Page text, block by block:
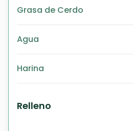
Grasa de Cerdo
Agua
Harina
Relleno